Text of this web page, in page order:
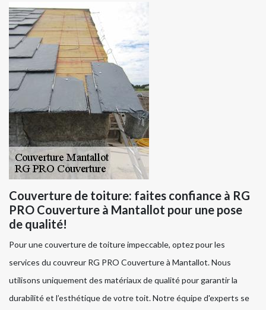
Couverture de toiture: faites confiance à RG
PRO Couverture à Mantallot pour une pose
de qualité!
Pour une couverture de toiture impeccable, optez pour les
services du couvreur RG PRO Couverture à Mantallot. Nous
utilisons uniquement des matériaux de qualité pour garantir la
durabilité et l’esthétique de votre toit. Notre équipe d'experts se